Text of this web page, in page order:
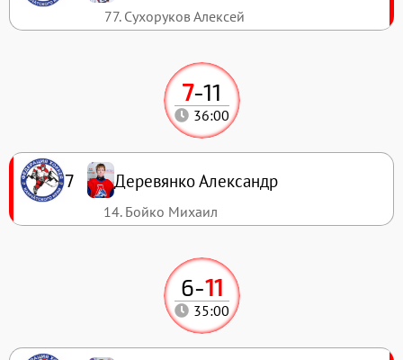
6-11
35:00
7-11
36:00
7 Деревянко Александр
14. Бойко Михаил
77. Сухоруков Алексей